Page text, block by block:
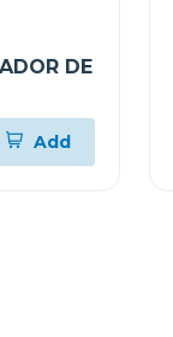
DE
Add